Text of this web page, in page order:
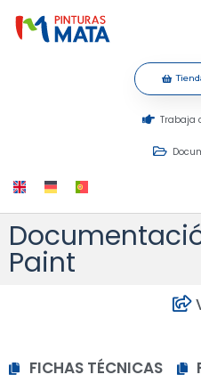
Trabaja
Paint
FICHAS TÉCNICAS